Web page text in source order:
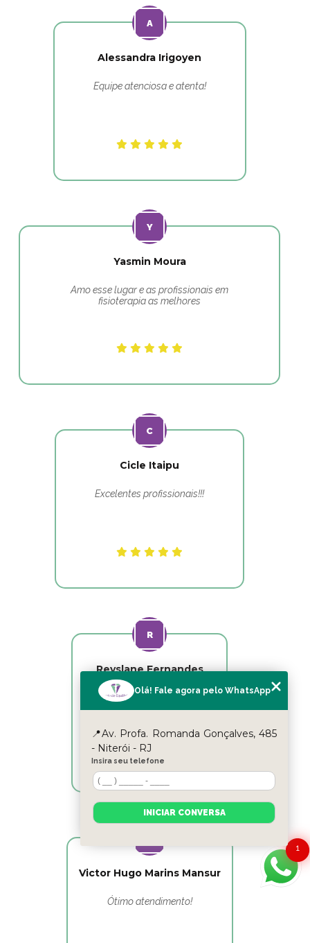
Alessandra Irigoyen
Equipe atenciosa e atenta!
Yasmin Moura
Amo esse lugar e as profissionais em
fisioterapia as melhores
Cicle Itaipu
Excelentes profissionais!!!
Reyslane Fernandes
Excelente equipe!!
Victor Hugo Marins Mansur
Ótimo atendimento!
1
Olá! Fale agora pelo WhatsApp
📍Av. Profa. Romanda Gonçalves, 485
- Niterói - RJ
Insira seu telefone
INICIAR CONVERSA